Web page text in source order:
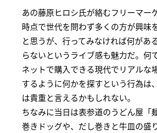
あの藤原ヒロシ氏が絡むフリーマー
時点で世代を問わず多くの方が興味
と思うが、行ってみなければ何があ
らないというライブ感も魅力だ。何
ネットで購入できる現代でリアルな
するように何かを探すという行為は
は貴重と言えるかもしれない。
ちなみに当日は表参道のうどん屋「
巻きドッグや、だし巻きと牛皿の盛